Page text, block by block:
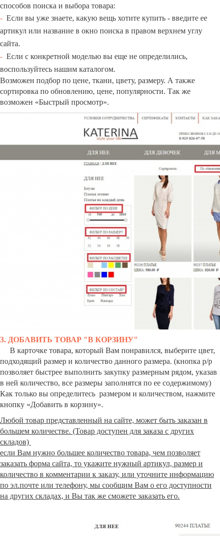
способов поиска и выбора товара:
- Если вы уже знаете, какую вещь хотите купить - введите ее
артикул или название в окно поиска в правом верхнем углу
сайта.
- Если с конкретной моделью вы еще не определились,
воспользуйтесь нашим каталогом.
Возможен подбор по цене, ткани, цвету, размеру. А также
сортировка по обновлению, цене, популярности. Так же
возможен «Быстрый просмотр».
3. ДОБАВИТЬ ТОВАР "В КОРЗИНУ"
В карточке товара, который Вам понравился, выберите цвет,
подходящий размер и количество данного размера. (кнопка р/р
позволяет быстрее выполнить закупку размерным рядом, указав
в ней количество, все размеры заполнятся по ее содержимому)
Как только вы определитесь размером и количеством, нажмите
кнопку «Добавить в корзину».
Любой товар представленный на сайте, может быть заказан в
большем количестве. (Товар доступен для заказа с других
складов)
если Вам нужно большее количество товара, чем позволяет
заказать форма сайта, то укажите нужный артикул, размер и
количество в комментарии к заказу, или уточните информацию
по эл.почте или телефону, мы сообщим Вам о его доступности
на других складах, и Вы так же сможете заказать его.